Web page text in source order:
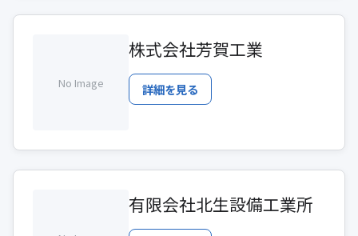
No Image
株式会社芳賀工業
詳細を見る
有限会社北生設備工業所